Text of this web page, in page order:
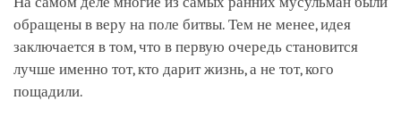
обращены в веру на поле битвы. Тем не менее, идея
заключается в том, что в первую очередь становится
лучше именно тот, кто дарит жизнь, а не тот, кого
пощадили.